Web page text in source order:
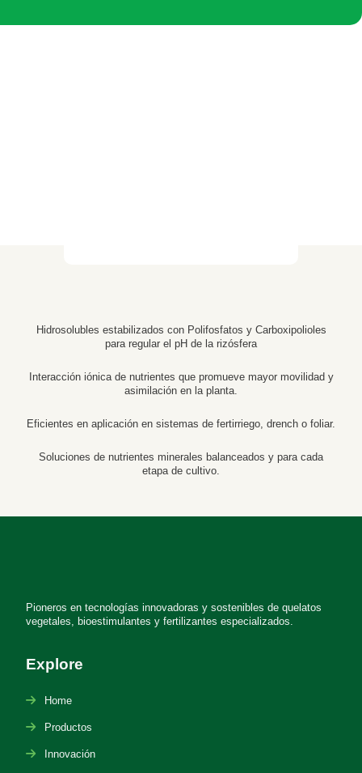
Hidrosolubles estabilizados con Polifosfatos y Carboxipolioles
para regular el pH de la rizósfera
Interacción iónica de nutrientes que promueve mayor movilidad y
asimilación en la planta.
Eficientes en aplicación en sistemas de fertirriego, drench o foliar.
Soluciones de nutrientes minerales balanceados y para cada
etapa de cultivo.
Pioneros en tecnologías innovadoras y sostenibles de quelatos
vegetales, bioestimulantes y fertilizantes especializados.
Explore
Home
Productos
Innovación